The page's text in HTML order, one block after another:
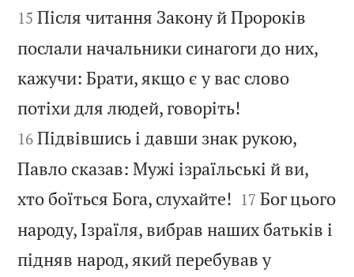
15 Після читання Закону й Пророків
послали начальники синагоги до них,
кажучи: Брати, якщо є у вас слово
потіхи для людей, говоріть!
16 Підвівшись і давши знак рукою,
Павло сказав: Мужі ізраїльські й ви,
хто боїться Бога, слухайте! 

17 Бог цього
народу, Ізраїля, вибрав наших батьків і
підняв народ, який перебував у